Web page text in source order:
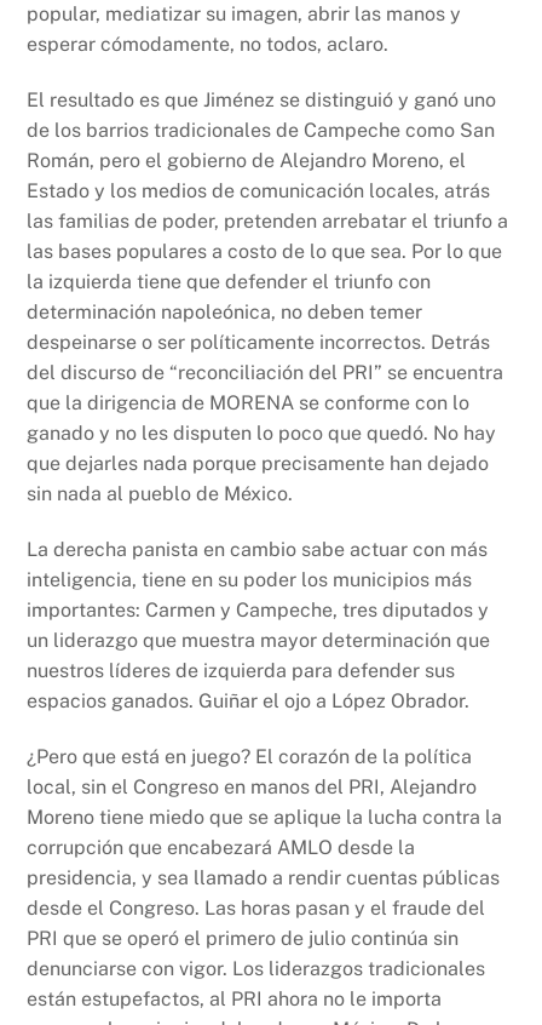
popular, mediatizar su imagen, abrir las manos y
esperar cómodamente, no todos, aclaro.
El resultado es que Jiménez se distinguió y ganó uno
de los barrios tradicionales de Campeche como San
Román, pero el gobierno de Alejandro Moreno, el
Estado y los medios de comunicación locales, atrás
las familias de poder, pretenden arrebatar el triunfo a
las bases populares a costo de lo que sea. Por lo que
la izquierda tiene que defender el triunfo con
determinación napoleónica, no deben temer
despeinarse o ser políticamente incorrectos. Detrás
del discurso de “reconciliación del PRI” se encuentra
que la dirigencia de MORENA se conforme con lo
ganado y no les disputen lo poco que quedó. No hay
que dejarles nada porque precisamente han dejado
sin nada al pueblo de México.
La derecha panista en cambio sabe actuar con más
inteligencia, tiene en su poder los municipios más
importantes: Carmen y Campeche, tres diputados y
un liderazgo que muestra mayor determinación que
nuestros líderes de izquierda para defender sus
espacios ganados. Guiñar el ojo a López Obrador.
¿Pero que está en juego? El corazón de la política
local, sin el Congreso en manos del PRI, Alejandro
Moreno tiene miedo que se aplique la lucha contra la
corrupción que encabezará AMLO desde la
presidencia, y sea llamado a rendir cuentas públicas
desde el Congreso. Las horas pasan y el fraude del
PRI que se operó el primero de julio continúa sin
denunciarse con vigor. Los liderazgos tradicionales
están estupefactos, al PRI ahora no le importa